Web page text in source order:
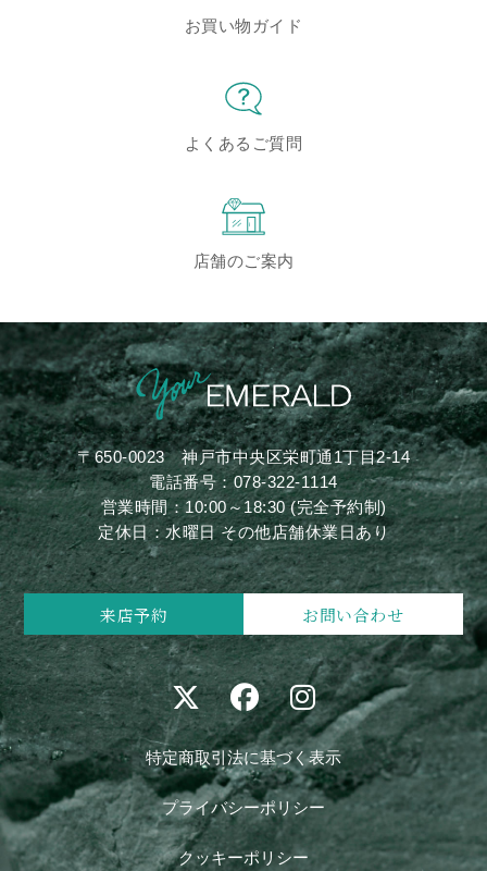
お買い物ガイド
よくあるご質問
店舗のご案内
〒650-0023神戸市中央区栄町通1丁目2-14
電話番号：078-322-1114
営業時間：10:00～18:30 (完全予約制)
定休日：水曜日 その他店舗休業日あり
来店予約 お問い合わせ
特定商取引法に基づく表示
プライバシーポリシー
クッキーポリシー